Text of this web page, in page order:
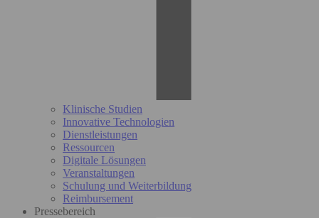
Klinische Studien
Innovative Technologien
Dienstleistungen
Ressourcen
Digitale Lösungen
Veranstaltungen
Schulung und Weiterbildung
Reimbursement
Pressebereich